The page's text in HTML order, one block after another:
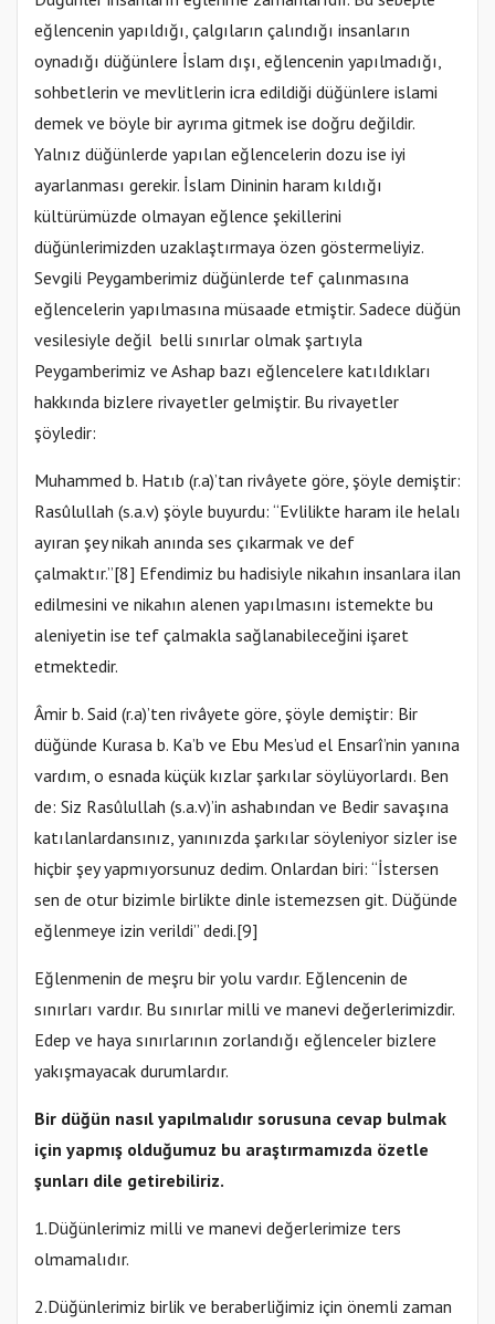
eğlencenin yapıldığı, çalgıların çalındığı insanların
oynadığı düğünlere İslam dışı, eğlencenin yapılmadığı,
sohbetlerin ve mevlitlerin icra edildiği düğünlere islami
demek ve böyle bir ayrıma gitmek ise doğru değildir.
Yalnız düğünlerde yapılan eğlencelerin dozu ise iyi
ayarlanması gerekir. İslam Dininin haram kıldığı
kültürümüzde olmayan eğlence şekillerini
düğünlerimizden uzaklaştırmaya özen göstermeliyiz.
Sevgili Peygamberimiz düğünlerde tef çalınmasına
eğlencelerin yapılmasına müsaade etmiştir. Sadece düğün
vesilesiyle değil belli sınırlar olmak şartıyla
Peygamberimiz ve Ashap bazı eğlencelere katıldıkları
hakkında bizlere rivayetler gelmiştir. Bu rivayetler
şöyledir:
Muhammed b. Hatıb (r.a)’tan rivâyete göre, şöyle demiştir:
Rasûlullah (s.a.v) şöyle buyurdu: “Evlilikte haram ile helalı
ayıran şey nikah anında ses çıkarmak ve def
çalmaktır.”[8] Efendimiz bu hadisiyle nikahın insanlara ilan
edilmesini ve nikahın alenen yapılmasını istemekte bu
aleniyetin ise tef çalmakla sağlanabileceğini işaret
etmektedir.
Âmir b. Said (r.a)’ten rivâyete göre, şöyle demiştir: Bir
düğünde Kurasa b. Ka’b ve Ebu Mes’ud el Ensarî’nin yanına
vardım, o esnada küçük kızlar şarkılar söylüyorlardı. Ben
de: Siz Rasûlullah (s.a.v)’in ashabından ve Bedir savaşına
katılanlardansınız, yanınızda şarkılar söyleniyor sizler ise
hiçbir şey yapmıyorsunuz dedim. Onlardan biri: “İstersen
sen de otur bizimle birlikte dinle istemezsen git. Düğünde
eğlenmeye izin verildi” dedi.[9]
Eğlenmenin de meşru bir yolu vardır. Eğlencenin de
sınırları vardır. Bu sınırlar milli ve manevi değerlerimizdir.
Edep ve haya sınırlarının zorlandığı eğlenceler bizlere
yakışmayacak durumlardır.
Bir düğün nasıl yapılmalıdır sorusuna cevap bulmak
için yapmış olduğumuz bu araştırmamızda özetle
şunları dile getirebiliriz.
1.Düğünlerimiz milli ve manevi değerlerimize ters
olmamalıdır.
2.Düğünlerimiz birlik ve beraberliğimiz için önemli zaman